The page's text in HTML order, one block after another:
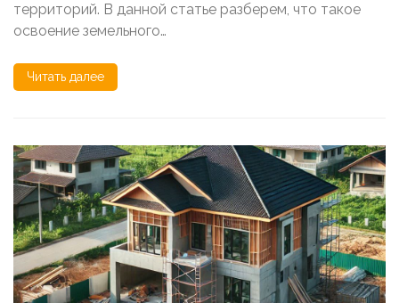
территорий. В данной статье разберем, что такое
освоение земельного…
Читать далее